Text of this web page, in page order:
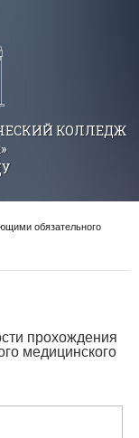
КОЛЛЕДЖ
обязательного
прохождения
медицинского